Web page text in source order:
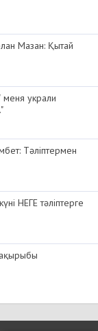
Мазан: Қытай
меня украли
Тәліптермен
НЕГЕ тәліптерге